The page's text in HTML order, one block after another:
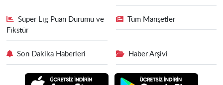
Süper Lig Puan Durumu ve
Fikstür
Tüm Manşetler
Son Dakika Haberleri Haber Arşivi